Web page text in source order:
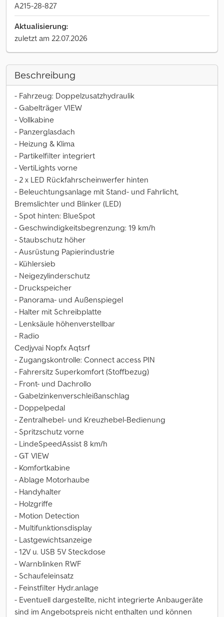
A215-28-827
Aktualisierung:
zuletzt am 22.07.2026
Beschreibung
- Fahrzeug: Doppelzusatzhydraulik
- Gabelträger VIEW
- Vollkabine
- Panzerglasdach
- Heizung & Klima
- Partikelfilter integriert
- VertiLights vorne
- 2 x LED Rückfahrscheinwerfer hinten
- Beleuchtungsanlage mit Stand- und Fahrlicht,
Bremslichter und Blinker (LED)
- Spot hinten: BlueSpot
- Geschwindigkeitsbegrenzung: 19 km/h
- Staubschutz höher
- Ausrüstung Papierindustrie
- Kühlersieb
- Neigezylinderschutz
- Druckspeicher
- Panorama- und Außenspiegel
- Halter mit Schreibplatte
- Lenksäule höhenverstellbar
- Radio
Cedjyvai Nopfx Aqtsrf
- Zugangskontrolle: Connect access PIN
- Fahrersitz Superkomfort (Stoffbezug)
- Front- und Dachrollo
- Gabelzinkenverschleißanschlag
- Doppelpedal
- Zentralhebel- und Kreuzhebel-Bedienung
- Spritzschutz vorne
- LindeSpeedAssist 8 km/h
- GT VIEW
- Komfortkabine
- Ablage Motorhaube
- Handyhalter
- Holzgriffe
- Motion Detection
- Multifunktionsdisplay
- Lastgewichtsanzeige
- 12V u. USB 5V Steckdose
- Warnblinken RWF
- Schaufeleinsatz
- Feinstfilter Hydr.anlage
- Eventuell dargestellte, nicht integrierte Anbaugeräte
sind im Angebotspreis nicht enthalten und können